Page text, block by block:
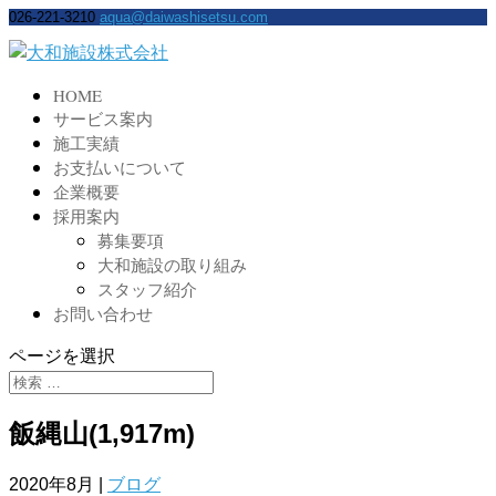
026-221-3210 aqua@daiwashisetsu.com
HOME
サービス案内
施工実績
お支払いについて
企業概要
採用案内
募集要項
大和施設の取り組み
スタッフ紹介
お問い合わせ
ページを選択
飯縄山(1,917m)
2020年8月 ブログ